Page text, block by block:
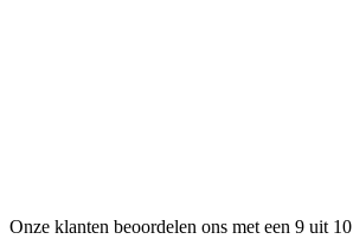
Onze klanten beoordelen ons met een 9 uit 10